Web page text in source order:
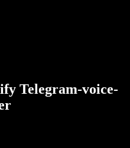
Telegram-voice-